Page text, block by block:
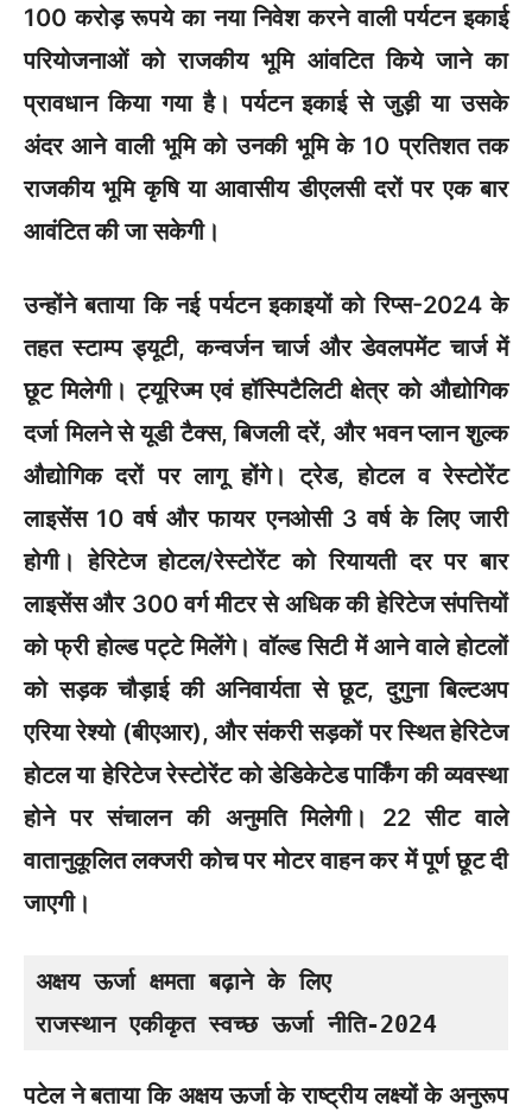
100 करोड़ रूपये का नया निवेश करने वाली पर्यटन इकाई
परियोजनाओं को राजकीय भूमि आंवटित किये जाने का
प्रावधान किया गया है। पर्यटन इकाई से जुड़ी या उसके
अंदर आने वाली भूमि को उनकी भूमि के 10 प्रतिशत तक
राजकीय भूमि कृषि या आवासीय डीएलसी दरों पर एक बार
आवंटित की जा सकेगी।
उन्होंने बताया कि नई पर्यटन इकाइयों को रिप्स-2024 के
तहत स्टाम्प ड्यूटी, कन्वर्जन चार्ज और डेवलपमेंट चार्ज में
छूट मिलेगी। ट्यूरिज्म एवं हॉस्पिटैलिटी क्षेत्र को औद्योगिक
दर्जा मिलने से यूडी टैक्स, बिजली दरें, और भवन प्लान शुल्क
औद्योगिक दरों पर लागू होंगे। ट्रेड, होटल व रेस्टोरेंट
लाइसेंस 10 वर्ष और फायर एनओसी 3 वर्ष के लिए जारी
होगी। हेरिटेज होटल/रेस्टोरेंट को रियायती दर पर बार
लाइसेंस और 300 वर्ग मीटर से अधिक की हेरिटेज संपत्तियों
को फ्री होल्ड पट्टे मिलेंगे। वॉल्ड सिटी में आने वाले होटलों
को सड़क चौड़ाई की अनिवार्यता से छूट, दुगुना बिल्टअप
एरिया रेश्यो (बीएआर), और संकरी सड़कों पर स्थित हेरिटेज
होटल या हेरिटेज रेस्टोरेंट को डेडिकेटेड पार्किंग की व्यवस्था
होने पर संचालन की अनुमति मिलेगी। 22 सीट वाले
वातानुकूलित लक्जरी कोच पर मोटर वाहन कर में पूर्ण छूट दी
जाएगी।
अक्षय ऊर्जा क्षमता बढ़ाने के लिए
राजस्थान एकीकृत स्वच्छ ऊर्जा नीति-2024
पटेल ने बताया कि अक्षय ऊर्जा के राष्ट्रीय लक्ष्यों के अनुरूप